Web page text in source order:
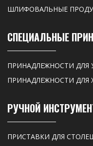
ШЛИФОВАЛЬНЫЕ
СПЕЦИАЛЬНЫЕ
ПРИНАДЛЕЖНОСТИ ДЛЯ
ПРИНАДЛЕЖНОСТИ ДЛЯ
РУЧНОЙ
ПРИСТАВКИ ДЛЯ